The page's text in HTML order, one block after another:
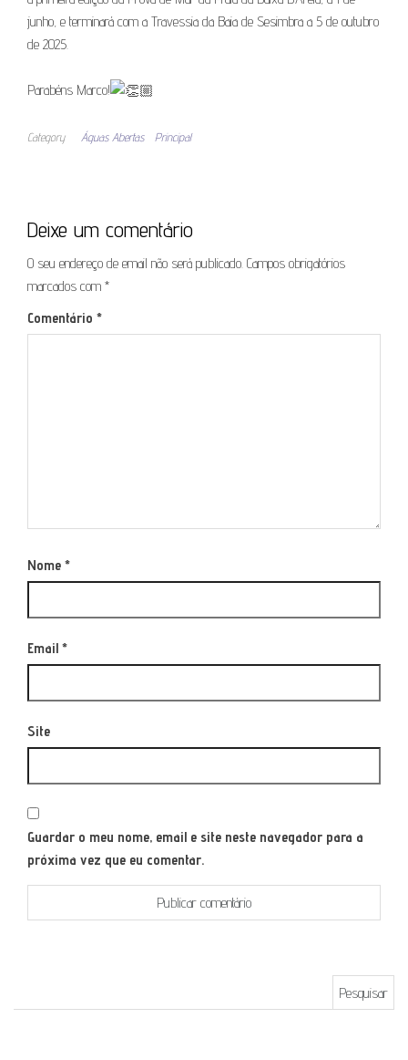
junho, e terminará com a Travessia da Baia de Sesimbra a 5 de outubro
de 2025.
Parabéns Marco!
Category Águas Abertas Principal
Deixe um comentário
O seu endereço de email não será publicado. Campos obrigatórios
marcados com *
Comentário *
Nome *
Email *
Site
Guardar o meu nome, email e site neste navegador para a
próxima vez que eu comentar.